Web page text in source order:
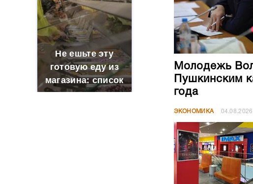
Не ешьте эту
готовую еду из
магазина: список
Молодежь
Пушкинским
года
ЭКОНОМИКА 04.08.2026